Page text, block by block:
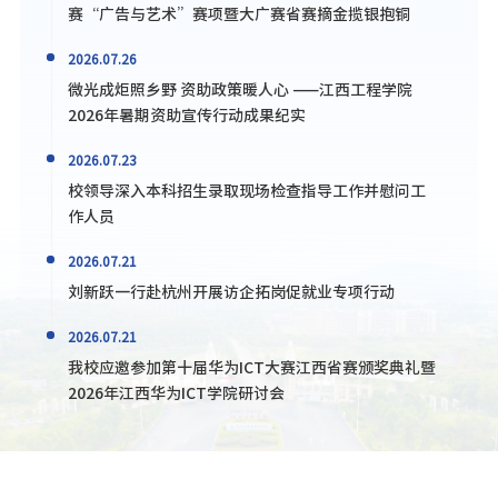
赛“广告与艺术”赛项暨大广赛省赛摘金揽银抱铜
2026.07.26
微光成炬照乡野 资助政策暖人心 ——江西工程学院
2026年暑期资助宣传行动成果纪实
2026.07.23
校领导深入本科招生录取现场检查指导工作并慰问工
作人员
2026.07.21
刘新跃一行赴杭州开展访企拓岗促就业专项行动
2026.07.21
我校应邀参加第十届华为ICT大赛江西省赛颁奖典礼暨
2026年江西华为ICT学院研讨会